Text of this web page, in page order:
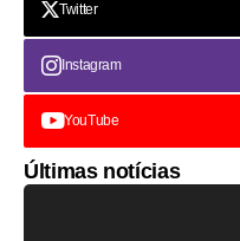
Twitter
Instagram
YouTube
Últimas notícias